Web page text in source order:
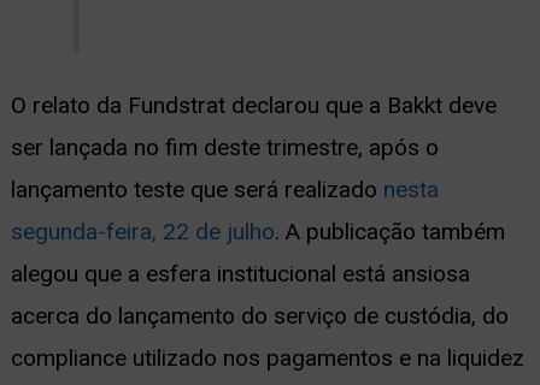
O relato da Fundstrat declarou que a Bakkt deve
ser lançada no fim deste trimestre, após o
lançamento teste que será realizado nesta
segunda-feira, 22 de julho. A publicação também
alegou que a esfera institucional está ansiosa
acerca do lançamento do serviço de custódia, do
compliance utilizado nos pagamentos e na liquidez